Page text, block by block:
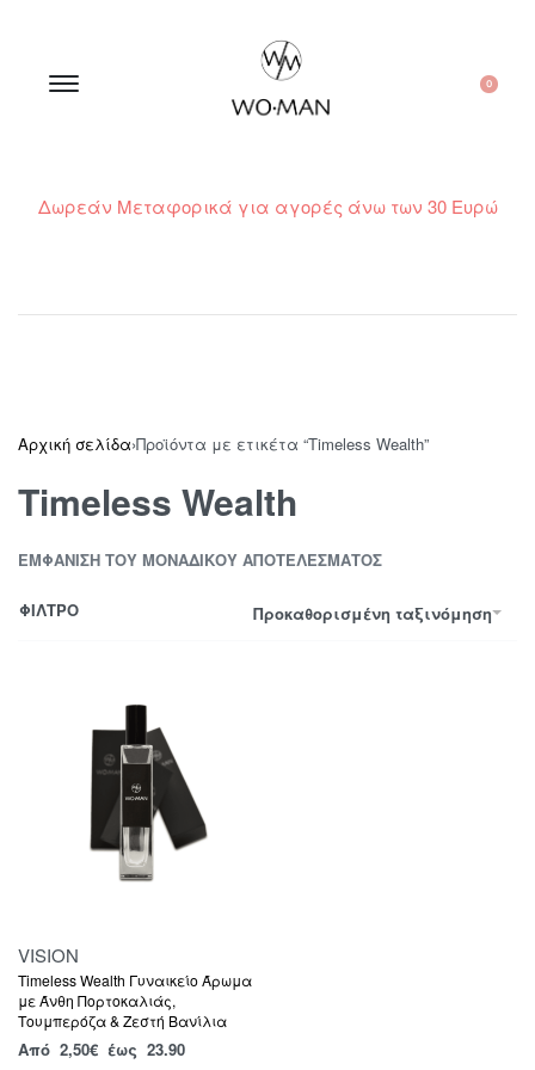
0
Δωρεάν Μεταφορικά για αγορές άνω των 30 Ευρώ
Αρχική σελίδα›Προϊόντα με ετικέτα “Timeless Wealth”
Timeless Wealth
ΕΜΦΆΝΙΣΗ ΤΟΥ ΜΟΝΑΔΙΚΟΎ ΑΠΟΤΕΛΈΣΜΑΤΟΣ
Προκαθορισμένη ταξινόμηση
ΦΙΛΤΡΟ
VISION
Timeless Wealth Γυναικείο Άρωμα
με Άνθη Πορτοκαλιάς,
Τουμπερόζα & Ζεστή Βανίλια
Από 2,50€ έως 23.90